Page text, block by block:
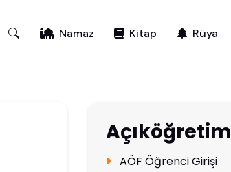
Namaz Kitap Rüya
Açıköğretim
AÖF Öğrenci Girişi